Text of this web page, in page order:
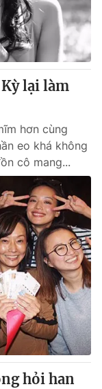
lại làm
hơn cùng
eo khá không
cô mang...
hỏi han